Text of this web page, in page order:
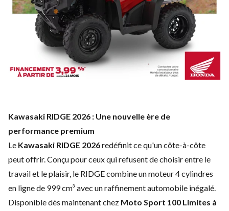
Kawasaki RIDGE 2026 : Une nouvelle ère de
performance premium
Le Kawasaki RIDGE 2026redéfinit ce qu'un côte-à-côte
peut offrir. Conçu pour ceux qui refusent de choisir entre le
travail et le plaisir, le RIDGE combine un moteur 4 cylindres
en ligne de 999 cm³ avec un raffinement automobile inégalé.
Disponible dès maintenant chez Moto Sport 100 Limites à